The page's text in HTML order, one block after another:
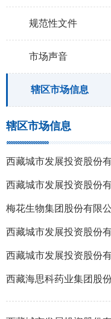
规范性文件
市场声音
辖区市场信息
辖区市场信息